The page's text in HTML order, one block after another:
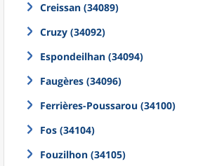
Creissan (34089)
Cruzy (34092)
Espondeilhan (34094)
Faugères (34096)
Ferrières-Poussarou (34100)
Fos (34104)
Fouzilhon (34105)